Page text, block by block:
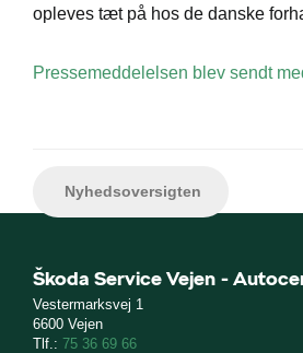
opleves tæt på hos de danske
Pressemeddelelsen blev sendt
Nyhedsoversigten
Škoda Service Vejen -
Vestermarksvej 1
6600 Vejen
Tlf.: 75 36 69 66